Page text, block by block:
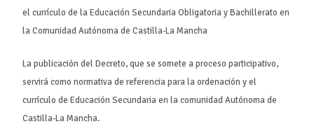
el currículo de la Educación Secundaria Obligatoria y Bachillerato en
la Comunidad Autónoma de Castilla-La Mancha
La publicación del Decreto, que se somete a proceso participativo,
servirá como normativa de referencia para la ordenación y el
currículo de Educación Secundaria en la comunidad Autónoma de
Castilla-La Mancha.